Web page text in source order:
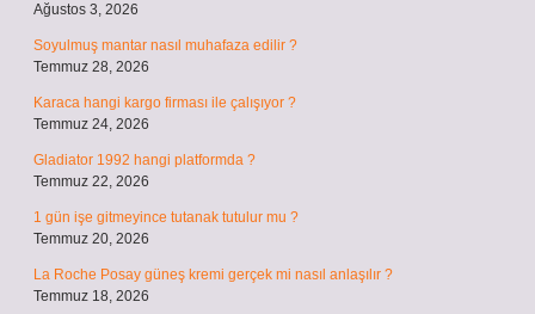
Ağustos 3, 2026
Soyulmuş mantar nasıl muhafaza edilir ?
Temmuz 28, 2026
Karaca hangi kargo firması ile çalışıyor ?
Temmuz 24, 2026
Gladiator 1992 hangi platformda ?
Temmuz 22, 2026
1 gün işe gitmeyince tutanak tutulur mu ?
Temmuz 20, 2026
La Roche Posay güneş kremi gerçek mi nasıl anlaşılır ?
Temmuz 18, 2026